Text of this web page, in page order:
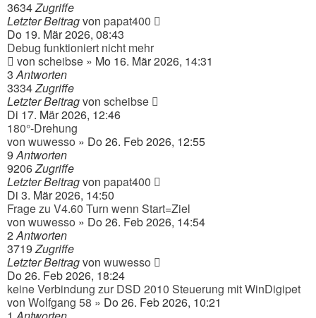
3634Zugriffe
Letzter Beitragvon papat400
Do 19. Mär 2026, 08:43
Debug funktioniert nicht mehr
von scheibse » Mo 16. Mär 2026, 14:31
3Antworten
3334Zugriffe
Letzter Beitragvon scheibse
Di 17. Mär 2026, 12:46
180°-Drehung
von wuwesso » Do 26. Feb 2026, 12:55
9Antworten
9206Zugriffe
Letzter Beitragvon papat400
Di 3. Mär 2026, 14:50
Frage zu V4.60 Turn wenn Start=Ziel
von wuwesso » Do 26. Feb 2026, 14:54
2Antworten
3719Zugriffe
Letzter Beitragvon wuwesso
Do 26. Feb 2026, 18:24
keine Verbindung zur DSD 2010 Steuerung mit WinDigipet
von Wolfgang 58 » Do 26. Feb 2026, 10:21